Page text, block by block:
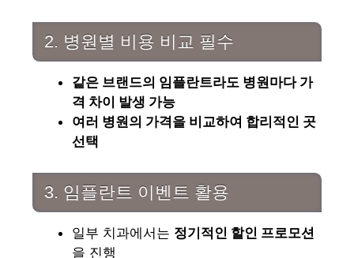
2. 병원별 비용 비교 필수
같은 브랜드의 임플란트라도 병원마다 가
격 차이 발생 가능
여러 병원의 가격을 비교하여 합리적인 곳
선택
3. 임플란트 이벤트 활용
일부 치과에서는 정기적인 할인 프로모션
을 진행